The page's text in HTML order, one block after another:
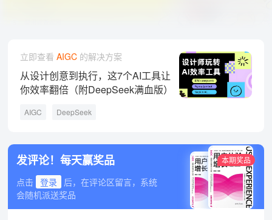
立即查看 AIGC的解决方案
从设计创意到执行，这7个AI工具让
你效率翻倍（附DeepSeek满血版）
AIGC DeepSeek
发评论！每天赢奖品
点击 登录
后，在评论区留言，系统
会随机派送奖品
本期奖品